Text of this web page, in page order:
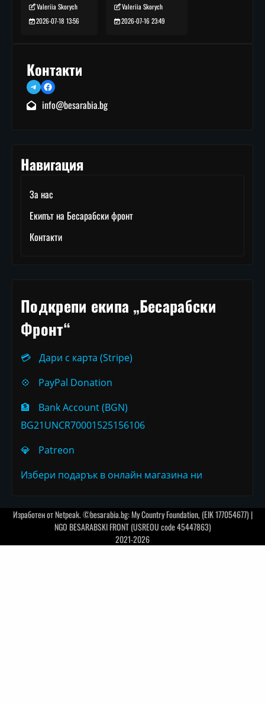
Valeriia Skorych
2026-07-18 13:56
Valeriia Skorych
2026-07-16 23:49
Контакти
TelegramFacebook
info@besarabia.bg
Навигация
За нас
Екипът на Бесарабски фронт
Контакти
Подкрепи екипа „Бесарабски
Фронт“
💳
Дари с карта (Stripe)
💠
PayPal Donation
🏦
Bank Account (BGN)
BG21UNCR70001525156106
💎
Patreon
Избери подарък в онлайн магазина ни
Изработен отNetpeak. ©besarabia.bg: My Country Foundation, (EIK 177054677) |
NGO BESARABSKI FRONT (USREOU code 45447863)
2021-2026